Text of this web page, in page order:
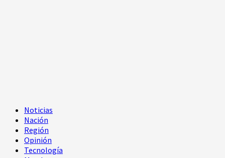
Menú
principal
Noticias
Nación
Región
Opinión
Tecnología